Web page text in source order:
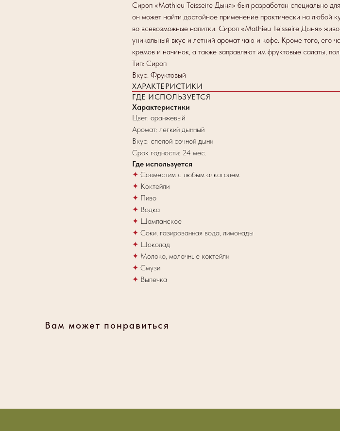
Сироп «Mathieu Teisseire Дыня» был разработан специально
он может найти достойное применение практически на любой
во всевозможные напитки. Сироп «Mathieu Teisseire Дыня»
уникальный вкус и летний аромат чаю и кофе. Кроме того, его
кремов и начинок, а также заправляют им фруктовые салаты,
Тип: Сироп
Вкус: Фруктовый
ХАРАКТЕРИСТИКИ
ГДЕ ИСПОЛЬЗУЕТСЯ
Характеристики
Цвет: оранжевый
Аромат: легкий дынный
Вкус: спелой сочной дыни
Срок годности: 24 мес.
Где используется
✦ Совместим с любым алкоголем
✦ Коктейли
✦ Пиво
✦ Водка
✦ Шампанское
✦ Соки, газированная вода, лимонады
✦ Шоколад
✦ Молоко, молочные коктейли
✦ Смузи
✦ Выпечка
Вам может понравиться